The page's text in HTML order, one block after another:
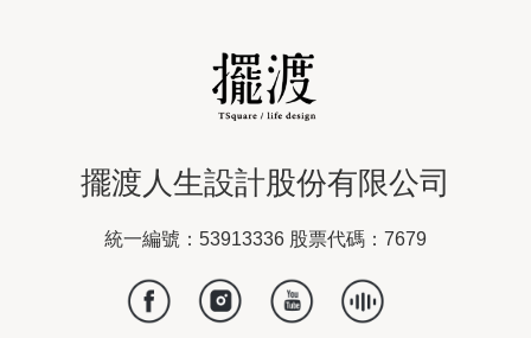
擺渡人生設計股份有限公司
統一編號：53913336 股票代碼：7679